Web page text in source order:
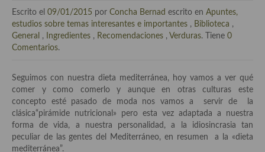
Tiendas especiales
En la mesa: menaje, vajilla, técnicas de emplatado, decoración
Historia de la gastronomía, platos celebres, cocineros, críticos,
historias culinarias y otras cosas
Origen y evolución de la comida
Escrito el 09/01/2015 por Concha Bernad escrito en Apuntes,
estudios sobre temas interesantes e importantes , Biblioteca ,
General
, Ingredientes , Recomendaciones , Verduras. Tiene 0
Comentarios.
Seguimos con nuestra dieta mediterránea, hoy vamos a ver qué
comer y como comerlo y aunque en otras culturas este
concepto esté pasado de moda nos vamos a servir de la
clásica“pirámide nutricional» pero esta vez adaptada a nuestra
forma de vida, a nuestra personalidad, a la idiosincrasia tan
peculiar de las gentes del Mediterráneo, en resumen a la «dieta
mediterránea”.